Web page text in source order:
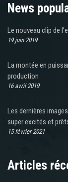
News
Le nouveau clip de
19 juin 2019
La montée en
production
16 avril 2019
Les dernières
super excités et
15 février 2021
Articles